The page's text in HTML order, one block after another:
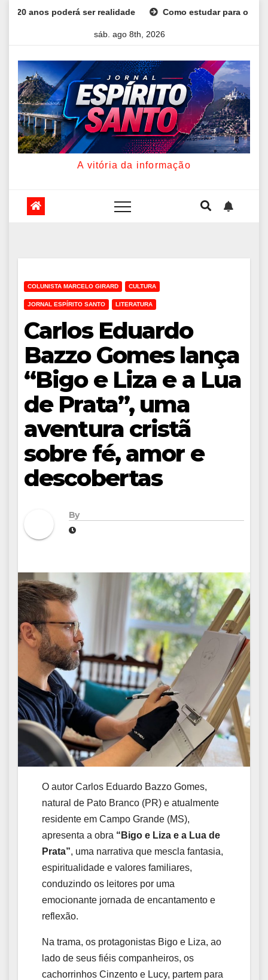
Skip
ser realidade Como estudar para o Enem: guia
sáb. ago 8th, 2026
A vitória da informação
COLUNISTA MARCELO GIRARD CULTURA
JORNAL ESPÍRITO SANTO LITERATURA
Carlos Eduardo
Bazzo Gomes lança
“Bigo e Liza e a Lua
de Prata”, uma
aventura cristã
sobre fé, amor e
descobertas
By
O autor Carlos Eduardo Bazzo Gomes,
natural de Pato Branco (PR) e atualmente
residente em Campo Grande (MS),
apresenta a obra “Bigo e Liza e a Lua de
Prata”, uma narrativa que mescla fantasia,
espiritualidade e valores familiares,
conduzindo os leitores por uma
emocionante jornada de encantamento e
reflexão.
Na trama, os protagonistas Bigo e Liza, ao
lado de seus fiéis companheiros, os
cachorrinhos Cinzento e Lucy, partem para